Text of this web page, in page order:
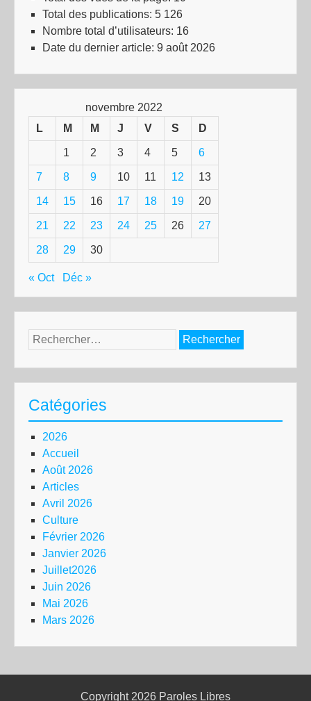
Total des publications: 5 126
Nombre total d’utilisateurs: 16
Date du dernier article: 9 août 2026
novembre 2022
L
M M J V S D
1 2 3 4 5 6
7 8 9 10 11 12 13
14 15 16 17 18 19 20
21 22 23 24 25 26 27
28 29 30
« Oct Déc »
Rechercher :
Catégories
2026
Accueil
Août 2026
Articles
Avril 2026
Culture
Février 2026
Janvier 2026
Juillet2026
Juin 2026
Mai 2026
Mars 2026
Copyright 2026 Paroles Libres